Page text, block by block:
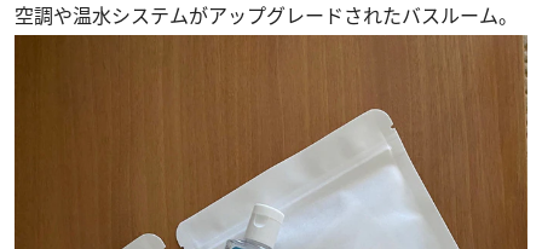
空調や温水システムがアップグレードされたバスルーム。